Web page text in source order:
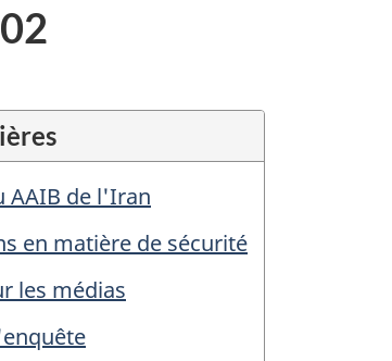
AAIB de l'Iran
en matière de sécurité
les médias